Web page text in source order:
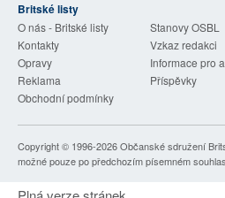
Britské listy
O nás - Britské listy
Stanovy OSBL
Kontakty
Vzkaz redakci
Opravy
Informace pro
Reklama
Příspěvky
Obchodní podmínky
Copyright © 1996-2026Občanské sdružení
možné pouze po předchozím písemném